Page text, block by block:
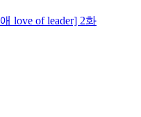
love of leader] 2화